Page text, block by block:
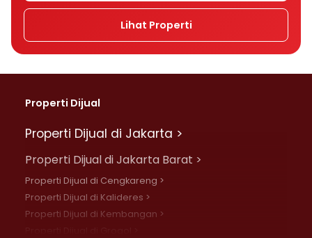
Lihat Properti
Properti Dijual
Properti Dijual di Jakarta >
Properti Dijual di Jakarta Barat >
Properti Dijual di Cengkareng >
Properti Dijual di Kalideres >
Properti Dijual di Kembangan >